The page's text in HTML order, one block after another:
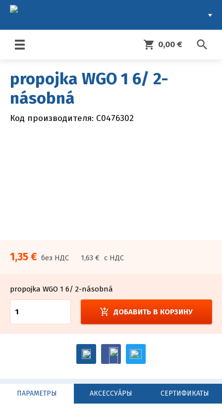
Toggle
search
shopping_cart 0,00 €
propojka WGO 1 6/ 2-
násobná
Код производителя: C0476302
1,35 € без НДС 1,63 € с НДС
propojka WGO 1 6/ 2-násobná
add_shopping_cart ДОБАВИТЬ В КОРЗИНУ
ПАРАМЕТРЫ АКСЕССУА́РЫ СЕРТИФИКАТЫ